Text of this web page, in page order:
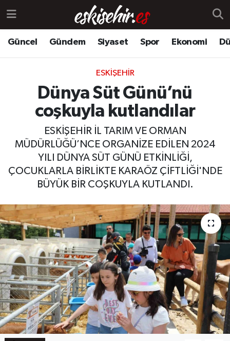
Güncel Gündem Siyaset Spor Ekonomi
ESKIŞEHIR
Dünya Süt Günü’nü
coşkuyla kutlandılar
ESKİŞEHİR İL TARIM VE ORMAN
MÜDÜRLÜĞÜ’NCE ORGANİZE EDİLEN 2024
YILI DÜNYA SÜT GÜNÜ ETKİNLİĞİ,
ÇOCUKLARLA BİRLİKTE KARAÖZ ÇİFTLİĞİ'NDE
BÜYÜK BİR COŞKUYLA KUTLANDI.